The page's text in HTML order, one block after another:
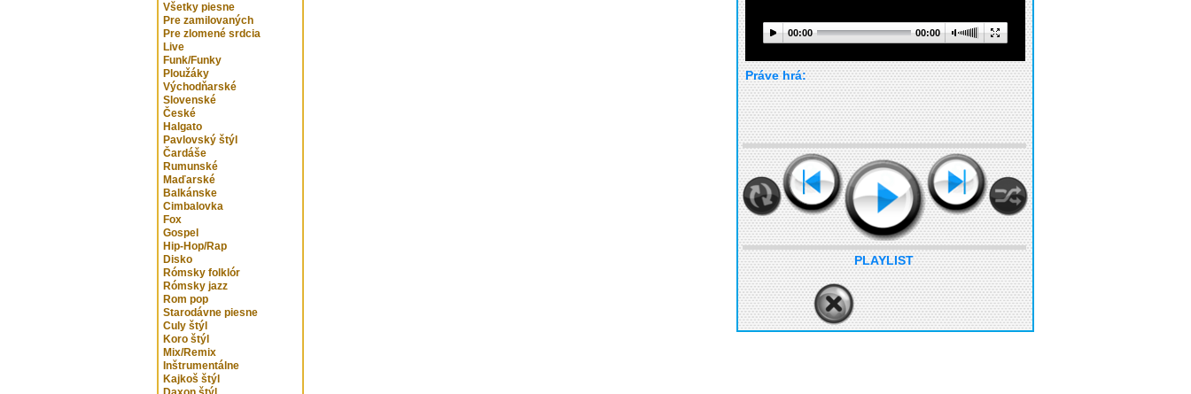
Všetky piesne
Pre zamilovaných
Pre zlomené srdcia
Live
Funk/Funky
Ploužáky
Východňarské
Slovenské
České
Halgato
Pavlovský štýl
Čardáše
Rumunské
Maďarské
Balkánske
Cimbalovka
Fox
Gospel
Hip-Hop/Rap
Disko
Rómsky folklór
Rómsky jazz
Rom pop
Starodávne piesne
Culy štýl
Koro štýl
Mix/Remix
Inštrumentálne
Kajkoš štýl
00:00 00:00
Práve hrá:
PLAYLIST